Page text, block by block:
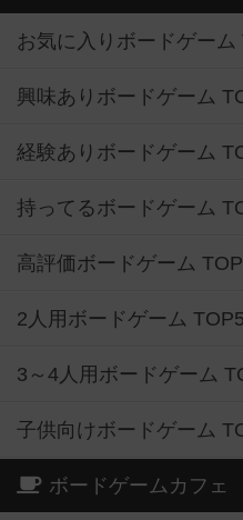
お気に入りボードゲーム
興味ありボードゲーム
経験ありボードゲーム
持ってるボードゲーム
高評価ボードゲーム
2人用ボードゲーム
3～4人用ボードゲーム
子供向けボードゲーム
ボードゲームカフェ